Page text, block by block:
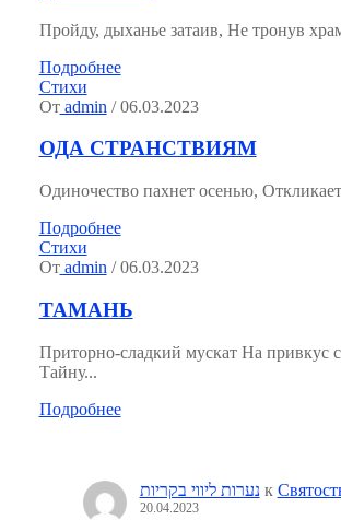
Пройду, дыханье затаив, Не тронув
Подробнее
Стихи
Отadmin / 06.03.2023
ОДА СТРАНСТВИЯМ
Одиночество пахнет осенью,
Подробнее
Стихи
Отadmin / 06.03.2023
ТАМАНЬ
Приторно-сладкий мускат На привкус
Тайну...
Подробнее
נערות ליווי בקריותк
20.04.2023